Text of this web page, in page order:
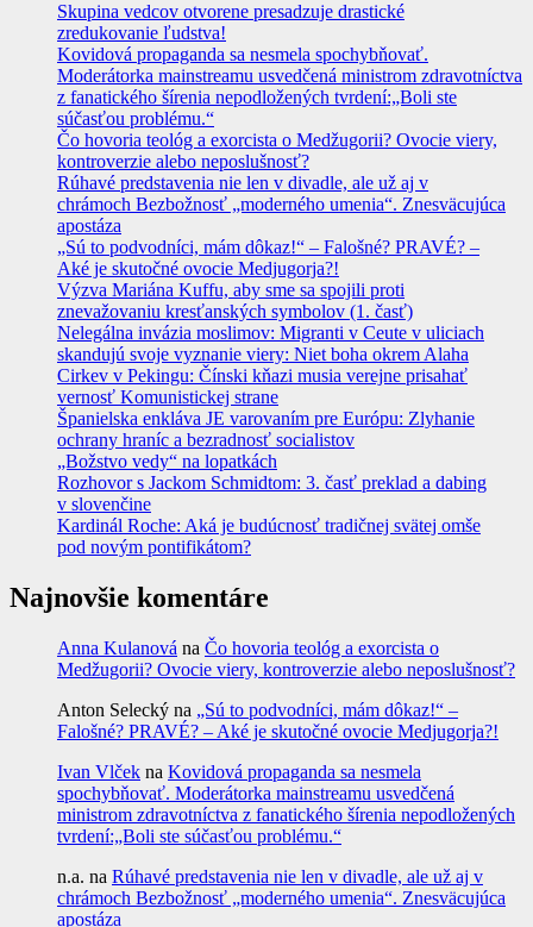
Skupina vedcov otvorene presadzuje drastické
zredukovanie ľudstva!
Kovidová propaganda sa nesmela spochybňovať.
Moderátorka mainstreamu usvedčená ministrom zdravotníctva
z fanatického šírenia nepodložených tvrdení:„Boli ste
súčasťou problému.“
Čo hovoria teológ a exorcista o Medžugorii? Ovocie viery,
kontroverzie alebo neposlušnosť?
Rúhavé predstavenia nie len v divadle, ale už aj v
chrámoch Bezbožnosť „moderného umenia“. Znesväcujúca
apostáza
„Sú to podvodníci, mám dôkaz!“ – Falošné? PRAVÉ? –
Aké je skutočné ovocie Medjugorja?!
Výzva Mariána Kuffu, aby sme sa spojili proti
znevažovaniu kresťanských symbolov (1. časť)
Nelegálna invázia moslimov: Migranti v Ceute v uliciach
skandujú svoje vyznanie viery: Niet boha okrem Alaha
Cirkev v Pekingu: Čínski kňazi musia verejne prisahať
vernosť Komunistickej strane
Španielska enkláva JE varovaním pre Európu: Zlyhanie
ochrany hraníc a bezradnosť socialistov
„Božstvo vedy“ na lopatkách
Rozhovor s Jackom Schmidtom: 3. časť preklad a dabing
v slovenčine
Kardinál Roche: Aká je budúcnosť tradičnej svätej omše
pod novým pontifikátom?
Najnovšie komentáre
Anna Kulanová na Čo hovoria teológ a exorcista o
Medžugorii? Ovocie viery, kontroverzie alebo neposlušnosť?
Anton Selecký na „Sú to podvodníci, mám dôkaz!“ –
Falošné? PRAVÉ? – Aké je skutočné ovocie Medjugorja?!
Ivan Vlček na Kovidová propaganda sa nesmela
spochybňovať. Moderátorka mainstreamu usvedčená
ministrom zdravotníctva z fanatického šírenia nepodložených
tvrdení:„Boli ste súčasťou problému.“
n.a. na Rúhavé predstavenia nie len v divadle, ale už aj v
chrámoch Bezbožnosť „moderného umenia“. Znesväcujúca
apostáza